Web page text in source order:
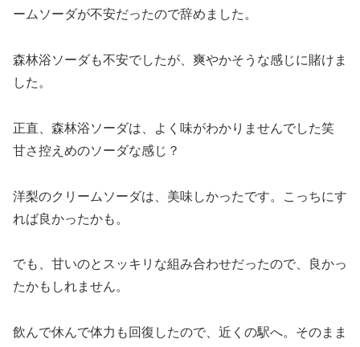
ームソーダが不安だったので辞めました。
森林浴ソーダも不安でしたが、爽やかそうな感じに賭けま
した。
正直、森林浴ソーダは、よく味がわかりませんでした笑
甘さ控えめのソーダな感じ？
洋梨のクリームソーダは、美味しかったです。こっちにす
れば良かったかも。
でも、甘いのとスッキリな組み合わせだったので、良かっ
たかもしれません。
飲んで休んで体力も回復したので、近くの駅へ。そのまま